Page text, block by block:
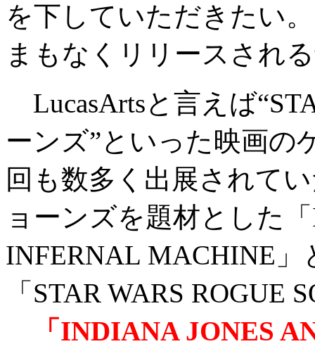
を下していただきたい
まもなくリリースされ
LucasArtsと言えば
ーンズ”といった映画の
回も数多く出展されて
ョーンズを題材とした
INFERNAL MACHINE」
「STAR WARS ROGUE
「INDIANA JONES